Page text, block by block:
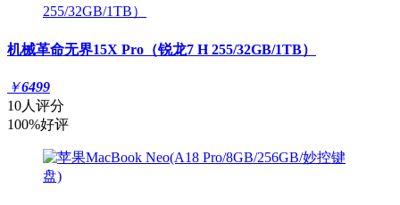
机械革命无界15X Pro（锐龙7 H 255/32GB/1TB）
￥6499
10人评分
100%好评